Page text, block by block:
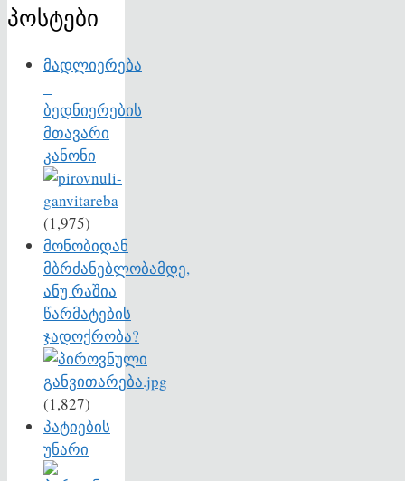
პოსტები
მადლიერება
–
ბედნიერების
მთავარი
კანონი
(1,975)
მონობიდან
მბრძანებლობამდე,
ანუ რაშია
წარმატების
ჯადოქრობა?
(1,827)
პატიების
უნარი